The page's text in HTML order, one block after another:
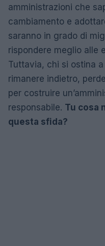
amministrazioni che
cambiamento e
saranno in grado di
rispondere meglio alle
Tuttavia, chi si ostina
rimanere indietro,
per costruire
responsabile. Tu cosa
questa sfida?